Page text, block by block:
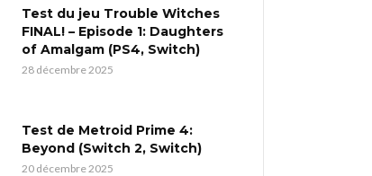
Test du jeu Trouble Witches
FINAL! – Episode 1: Daughters
of Amalgam (PS4, Switch)
28 décembre 2025
Test de Metroid Prime 4:
Beyond (Switch 2, Switch)
20 décembre 2025